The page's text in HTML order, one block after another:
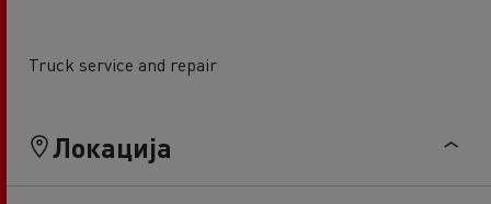
Truck service and repair
Локација